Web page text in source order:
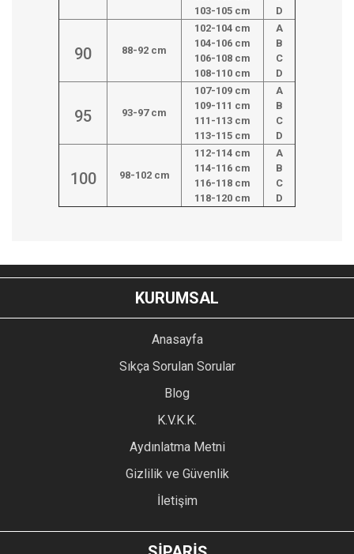
103-105 cm
D
90 88-92 cm
102-104 cm
104-106 cm
106-108 cm
108-110 cm
A
B
C
D
95 93-97 cm
107-109 cm
109-111 cm
111-113 cm
113-115 cm
A
B
C
D
100 98-102 cm
112-114 cm
114-116 cm
116-118 cm
118-120 cm
A
B
C
D
YORUM YAZ
Bu ürünün fiyat bilgisi, resim, ürün açıklamalarında ve diğer
konularda yetersiz gördüğünüz noktaları öneri formunu
kullanarak tarafımıza iletebilirsiniz.
Ürün resmi kalitesiz, bozuk veya görüntülenemiyor.
Ürün açıklamasında eksik bilgiler bulunuyor.
Ürün bilgilerinde hatalar bulunuyor.
Ürün fiyatı diğer sitelerden daha pahalı.
GÖNDER
KURUMSAL
Anasayfa
Sıkça Sorulan Sorular
Blog
K.V.K.K.
Aydınlatma Metni
Gizlilik ve Güvenlik
İletişim